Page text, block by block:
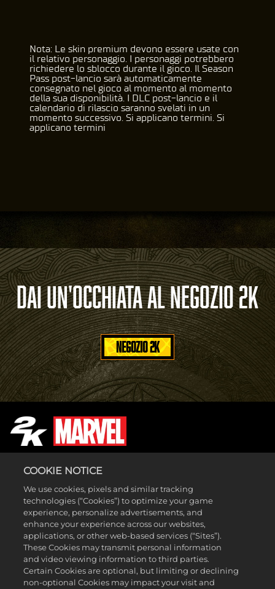
Nota: Le skin premium devono essere usate con
il relativo personaggio. I personaggi potrebbero
richiedere lo sblocco durante il gioco. Il Season
Pass post-lancio sarà automaticamente
consegnato nel gioco al momento al momento
della sua disponibilità. I DLC post-lancio e il
calendario di rilascio saranno svelati in un
momento successivo. Si applicano termini. Si
applicano termini
DAI UN'OCCHIATA AL NEGOZIO 2K
NEGOZIO 2K
LEGAL
SUPPORT
COOKIE NOTICE
We use cookies, pixels and similar tracking
technologies (“Cookies”) to optimize your game
experience, personalize advertisements, and
enhance your experience across our websites,
applications, or other web-based services (“Sites”).
These Cookies may transmit personal information
and video viewing information to third parties.
Certain Cookies are optional, but limiting or declining
non-optional Cookies may impact your visit and